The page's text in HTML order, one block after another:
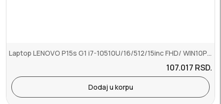
Laptop LENOVO P15s G1 i7-10510U/16/512/15inc FHD/ WIN10P refurbished
107.017 RSD.
Dodaj u korpu